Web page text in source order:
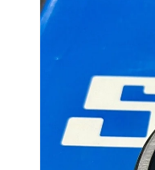
Produktinformationen
springen